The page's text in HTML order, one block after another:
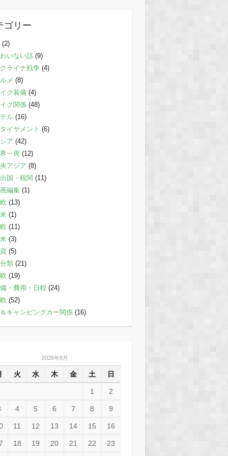
ゴリー
(2)
いない話(9)
ライナ戦争(4)
メ (8)
ク装備(4)
ク関係(48)
ル(16)
イヤメント (6)
ア (42)
一周 (12)
アジア (8)
国・税関 (11)
編集 (1)
(13)
(1)
(11)
(3)
(5)
類(21)
(19)
・費用・日程 (24)
(52)
キャンピングカー関係(16)
2026年8月
火 水 木 金 土 日
1 2
4 5 6 7 8 9
11 12 13 14 15 16
18 19 20 21 22 23